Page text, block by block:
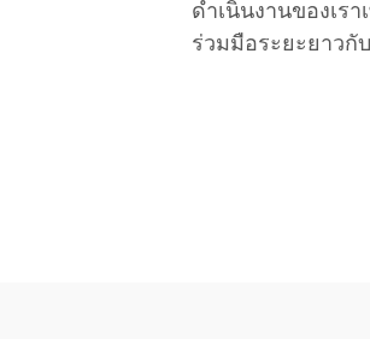
ดำเนินงานของเร
ร่วมมือระยะยาวกั